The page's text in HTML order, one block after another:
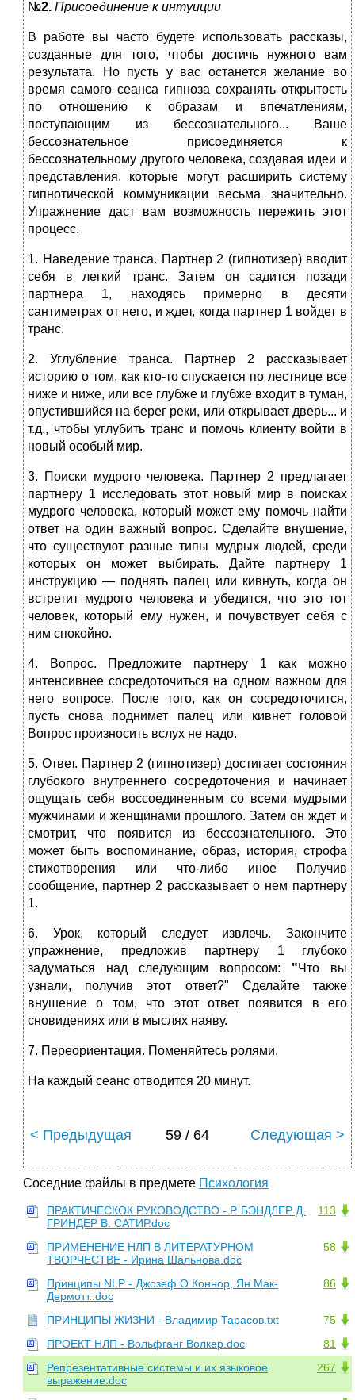
№2. Присоединение к интуиции
В работе вы часто будете использовать рассказы,
созданные для того, чтобы достичь нужного вам
результата. Но пусть у вас останется желание во
время самого сеанса гипноза сохранять открытость
по отношению к образам и впечатлениям,
поступающим из бессознательного... Ваше
бессознательное присоединяется к
бессознательному другого человека, создавая идеи и
представления, которые могут расширить систему
гипнотической коммуникации весьма значительно.
Упражнение даст вам возможность пережить этот
процесс.
1. Наведение транса. Партнер 2 (гипнотизер) вводит
себя в легкий транс. Затем он садится позади
партнера 1, находясь примерно в десяти
сантиметрах от него, и ждет, когда партнер 1 войдет в
транс.
2. Углубление транса. Партнер 2 рассказывает
историю о том, как кто-то спускается по лестнице все
ниже и ниже, или все глубже и глубже входит в туман,
опустившийся на берег реки, или открывает дверь... и
т.д., чтобы углубить транс и помочь клиенту войти в
новый особый мир.
3. Поиски мудрого человека. Партнер 2 предлагает
партнеру 1 исследовать этот новый мир в поисках
мудрого человека, который может ему помочь найти
ответ на один важный вопрос. Сделайте внушение,
что существуют разные типы мудрых людей, среди
которых он может выбирать. Дайте партнеру 1
инструкцию — поднять палец или кивнуть, когда он
встретит мудрого человека и убедится, что это тот
человек, который ему нужен, и почувствует себя с
ним спокойно.
4. Вопрос. Предложите партнеру 1 как можно
интенсивнее сосредоточиться на одном важном для
него вопросе. После того, как он сосредоточится,
пусть снова поднимет палец или кивнет головой
Вопрос произносить вслух не надо.
5. Ответ. Партнер 2 (гипнотизер) достигает состояния
глубокого внутреннего сосредоточения и начинает
ощущать себя воссоединенным со всеми мудрыми
мужчинами и женщинами прошлого. Затем он ждет и
смотрит, что появится из бессознательного. Это
может быть воспоминание, образ, история, строфа
стихотворения или что-либо иное Получив
сообщение, партнер 2 рассказывает о нем партнеру
1.
6. Урок, который следует извлечь. Закончите
упражнение, предложив партнеру 1 глубоко
задуматься над следующим вопросом: "Что вы
узнали, получив этот ответ?" Сделайте также
внушение о том, что этот ответ появится в его
сновидениях или в мыслях наяву.
7. Переориентация. Поменяйтесь ролями.
На каждый сеанс отводится 20 минут.
< Предыдущая 59 / 64 Следующая >
Соседние файлы в предмете Психология
113
ПРАКТИЧЕСКОК РУКОВОДСТВО - Р. БЭНДЛЕР Д.
ГРИНДЕР В. САТИР.doc
58
ПРИМЕHЕHИЕ HЛП В ЛИТЕРАТУРHОМ
ТВОРЧЕСТВЕ - Иpина Шальнова.doc
86
Принципы NLP - Джозеф О Коннор, Ян Мак-
Дермотт..doc
75
ПРИНЦИПЫ ЖИЗНИ - Владимир Тарасов.txt
81
ПРОЕКТ НЛП - Вольфганг Волкер.doc
267
Репрезентативные системы и их языковое
выражение.doc